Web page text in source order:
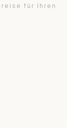
für Ihren